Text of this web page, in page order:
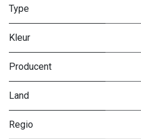
Type
Kleur
Producent
Land
Regio